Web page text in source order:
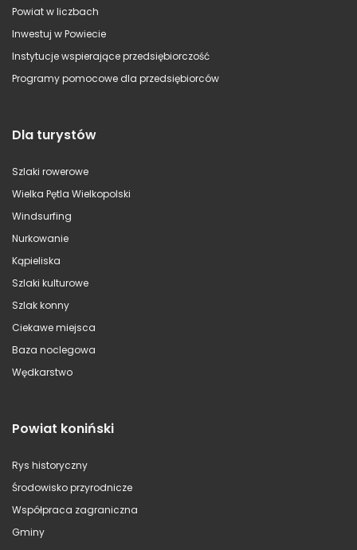
Powiat w liczbach
Inwestuj w Powiecie
Instytucje wspierające przedsiębiorczość
Programy pomocowe dla przedsiębiorców
Dla turystów
Szlaki rowerowe
Wielka Pętla Wielkopolski
Windsurfing
Nurkowanie
Kąpieliska
Szlaki kulturowe
Szlak konny
Ciekawe miejsca
Baza noclegowa
Wędkarstwo
Powiat koniński
Rys historyczny
Środowisko przyrodnicze
Współpraca zagraniczna
Gminy